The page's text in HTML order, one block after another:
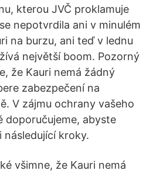
kterou JVČ proklamuje
nepotvrdila ani v minulém
na burzu, ani teď v lednu
největší boom. Pozorný
že Kauri nemá žádný
zabezpečení na
V zájmu ochrany vašeho
doporučujeme, abyste
následující kroky.
všimne, že Kauri nemá